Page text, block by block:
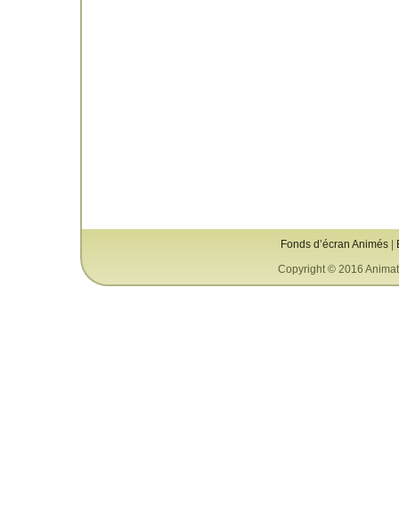
Fonds d’écran Animés|
Copyright © 2016